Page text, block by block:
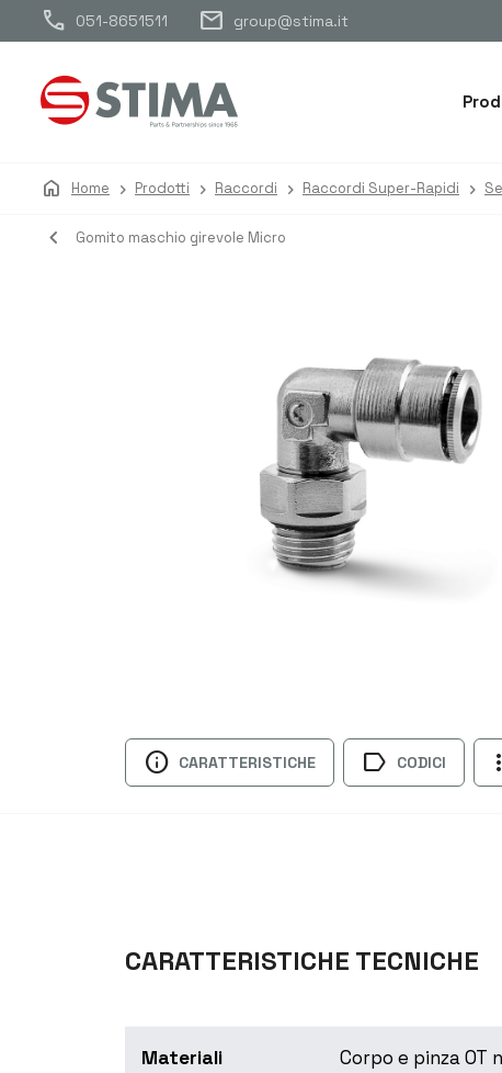
call 051-8651511 mail group@stima.it
home Home Prodotti Raccordi Raccordi Super-Rapidi
navigate_before Gomito maschio girevole Micro
info CARATTERISTICHE label CODICI
CARATTERISTICHE TECNICHE
Materiali
Corpo e pinza OT